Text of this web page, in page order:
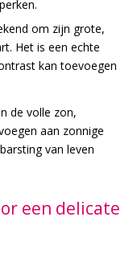
om zijn grote,
Het is een echte
kan toevoegen
de volle zon,
aan zonnige
van leven
een delicate